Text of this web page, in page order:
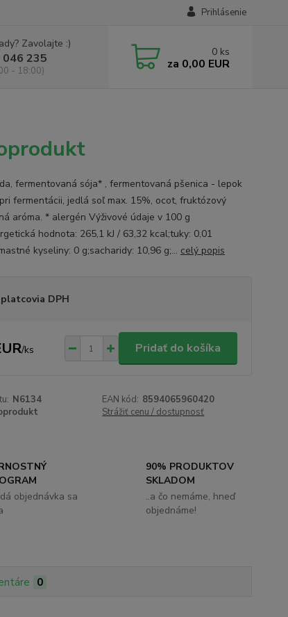
Prihlásenie
Zavolajte :)
046 235
- 18:00)
0 ks
za 0,00 EUR
fermentovaná sója* , fermentovaná pšenica - lepok
pri fermentácii, jedlá soľ max. 15%, ocot, fruktózový
aróma. * alergén Výživové údaje v 100 g
hodnota: 265,1 kJ / 63,32 kcal;tuky: 0,01
kyseliny: 0 g;sacharidy: 10,96 g;... celý popis
platcovia DPH
/ks Pridať do košíka
N6134 EAN kód: 8594065960420
Strážiť cenu / dostupnosť
objednávka sa
90% PRODUKTOV
SKLADOM
..a čo nemáme, hneď
objednáme!
0